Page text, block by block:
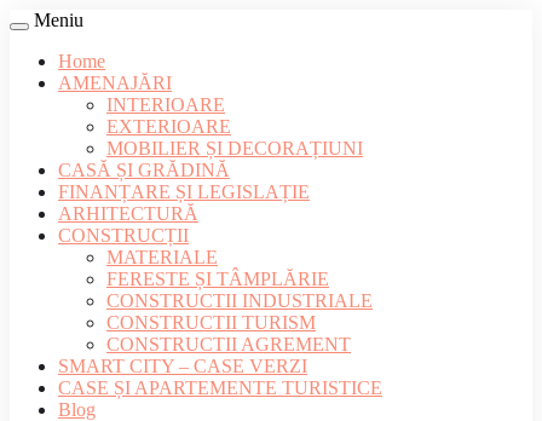
Meniu
Home
AMENAJĂRI
INTERIOARE
EXTERIOARE
MOBILIER ȘI DECORAȚIUNI
CASĂ ȘI GRĂDINĂ
FINANȚARE ȘI LEGISLAȚIE
ARHITECTURĂ
CONSTRUCȚII
MATERIALE
FERESTE ȘI TÂMPLĂRIE
CONSTRUCTII INDUSTRIALE
CONSTRUCTII TURISM
CONSTRUCTII AGREMENT
SMART CITY – CASE VERZI
CASE ȘI APARTEMENTE TURISTICE
Blog